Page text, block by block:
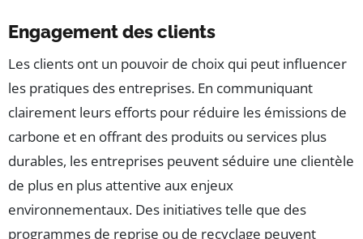
Engagement des clients
Les clients ont un pouvoir de choix qui peut influencer
les pratiques des entreprises. En communiquant
clairement leurs efforts pour réduire les émissions de
carbone et en offrant des produits ou services plus
durables, les entreprises peuvent séduire une clientèle
de plus en plus attentive aux enjeux
environnementaux. Des initiatives telle que des
programmes de reprise ou de recyclage peuvent